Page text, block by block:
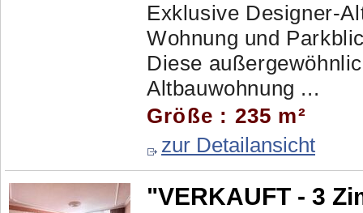
Exklusive Designer-
Wohnung und
Diese
Altbauwohnung ...
Größe : 235 m²
zur Detailansicht
"VERKAUFT - 3